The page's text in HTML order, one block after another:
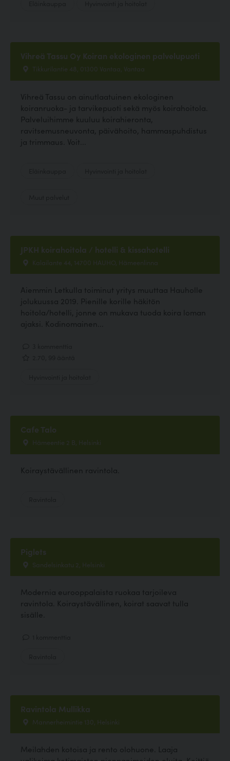
Vihreä Tassu Oy Koiran ekologinen palvelupuoti
Tikkurilantie 48, 01300 Vantaa, Vantaa
Vihreä Tassu on ainutlaatuinen ekologinen
koiranruoka- ja tarvikepuoti sekä myös koirahoitola.
Palveluihimme kuuluu koirahieronta,
ravitsemusneuvonta, päivähoito, hammaspuhdistus
ja trimmaus. Voit...
JPKH koirahoitola / hotelli & kissahotelli
Kalailante 44, 14700 HAUHO, Hämeenlinna
Aiemmin Letkulla toiminut yritys muuttaa Hauholle
jolukuussa 2019. Pienille korille häkitön
hoitola/hotelli, jonne on mukava tuoda koira loman
ajaksi. Kodinomainen...
Cafe Talo
Hämeentie 2 B, Helsinki
Koiraystävällinen ravintola.
Piglets
Sandelsinkatu 2, Helsinki
Modernia eurooppalaista ruokaa tarjoileva
ravintola. Koiraystävällinen, koirat saavat tulla
sisälle.
Ravintola Mullikka
Mannerheimintie 130, Helsinki
Meilahden kotoisa ja rento olohuone. Laaja